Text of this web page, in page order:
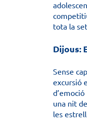
tota la
Dijous:
Sense
excursió
una nit
les